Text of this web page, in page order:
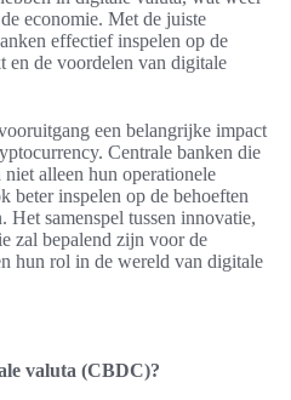
economie. Met de juiste
effectief inspelen op de
en de voordelen van digitale
een belangrijke impact
Centrale banken die
alleen hun operationele
beter inspelen op de behoeften
Het samenspel tussen innovatie,
zal bepalend zijn voor de
hun rol in de wereld van digitale
valuta (CBDC)?